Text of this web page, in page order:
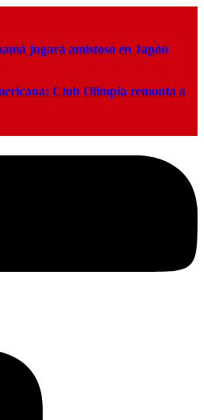
jugará amistoso en Japón
Club Olimpia remonta a